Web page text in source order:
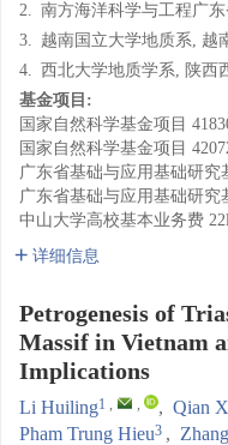
2. 南方海洋科学与工程广
3. 越南国立大学地质系, 越
4. 西北大学地质学系, 陕西
基金项目:
国家自然科学基金项目
国家自然科学基金项目
广东省基础与应用基础研究
广东省基础与应用基础研究
中山大学高校基本业务费
详细信息
Petrogenesis of
Massif in Vietnam
Implications
Li Huiling1 , , , Qian
Pham Trung Hieu3 ,